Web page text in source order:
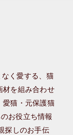
く愛する、猫
材を組み合わせ
愛猫・元保護猫
お役立ち情報
探しのお手伝